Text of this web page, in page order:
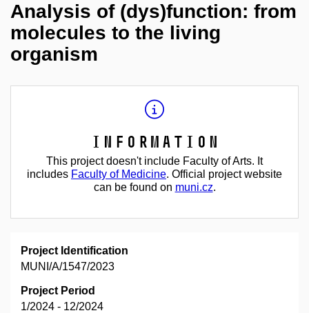
Analysis of (dys)function: from
molecules to the living
organism
Information
This project doesn't include Faculty of Arts. It
includes Faculty of Medicine. Official project website
can be found on muni.cz.
Project Identification
MUNI/A/1547/2023
Project Period
1/2024 - 12/2024